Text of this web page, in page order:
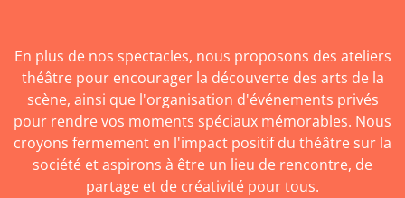
En plus de nos spectacles, nous proposons des ateliers
théâtre pour encourager la découverte des arts de la
scène, ainsi que l'organisation d'événements privés
pour rendre vos moments spéciaux mémorables. Nous
croyons fermement en l'impact positif du théâtre sur la
société et aspirons à être un lieu de rencontre, de
partage et de créativité pour tous.